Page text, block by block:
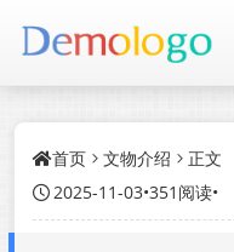
首页 文物介绍
正文
2025-11-03•351阅读•